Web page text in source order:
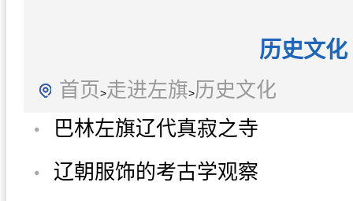
历史文化
首页>走进左旗>历史文化
巴林左旗辽代真寂之寺
辽朝服饰的考古学观察